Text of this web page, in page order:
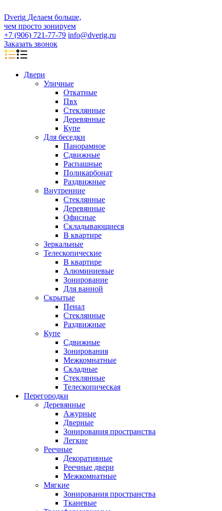
Dverig Делаем больше,
чем просто зонируем
+7 (906) 721-77-79 info@dverig.ru
Заказать звонок
Двери
Уличные
Откатные
Пвх
Стеклянные
Деревянные
Купе
Для беседки
Панорамное
Сдвижные
Распашные
Поликарбонат
Раздвижные
Внутренние
Стеклянные
Деревянные
Офисные
Складывающиеся
В квартире
Зеркальные
Телескопические
В квартире
Алюминиевые
Зонирование
Для ванной
Скрытые
Пенал
Стеклянные
Раздвижные
Купе
Сдвижные
Зонирования
Межкомнатные
Складные
Стеклянные
Телескопическая
Перегородки
Деревянные
Ажурные
Дверные
Зонирования пространства
Легкие
Реечные
Декоративные
Реечные двери
Межкомнатные
Мягкие
Зонирования пространства
Тканевые